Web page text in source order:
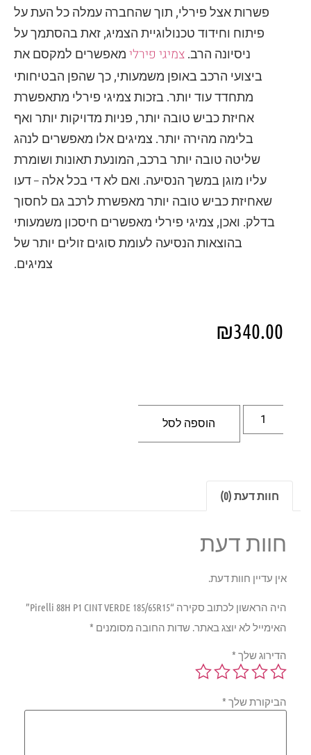
פשרות אצל פירלי, תוך שהחברה עמלה כל העת על
פיתוח וחידוד טכנולוגיית הצמיג, זאת בהסתמך על
ניסיונה הרב. צמיגי פירלימאפשרים למקסם את
ביצועי הרכב באופן משמעותי, כך שהפן הבטיחותי
מתחדד עוד יותר. בזכות צמיגי פירלי מתאפשרת
אחיזת כביש טובה יותר, פניות מדויקות יותר ואף
בלימה מהירה יותר. צמיגים אלו מאפשרים לנהג
שליטה טובה יותר ברכב, המונעת תאונות ושומרת
עליו מוגן במשך הנסיעה. ואם לא די בכל אלה – דעו
שאחיזת כביש טובה יותר מאפשרת לרכב גם לחסוך
בדלק. ואכן, צמיגי פירלי מאפשרים חיסכון משמעותי
בהוצאות הנסיעה לעומת סוגים זולים יותר של
צמיגים.
₪340.00
הוספה לסל
חוות דעת (0)
חוות דעת
אין עדיין חוות דעת.
היה הראשון לכתוב סקירה “Pirelli 88H P1 CINT VERDE 185/65R15”
האימייל לא יוצג באתר.שדות החובה מסומנים*
הדירוג שלך*
הביקורת שלך*